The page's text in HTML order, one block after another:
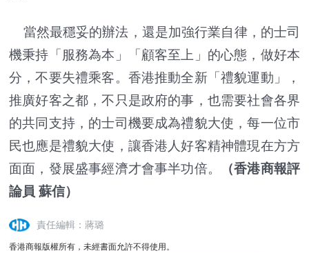
當然最穩妥的辦法，還是加強行業自律，的士司
機秉持「服務為本」「顧客至上」的心態，做好本
分，不要失禮乘客。香港推動全新「禮貌運動」，
推廣好客之都，不只是政府的事，也需要社會各界
的共同支持，的士司機要成為禮貌大使，每一位市
民也應是禮貌大使，讓香港人好客精神體現在方方
面面，發展盛事經濟才會事半功倍。
（香港商報評
論員 蘇信）
責任編輯：蔣璐
香港商報版權所有，未經書面允許不得使用。